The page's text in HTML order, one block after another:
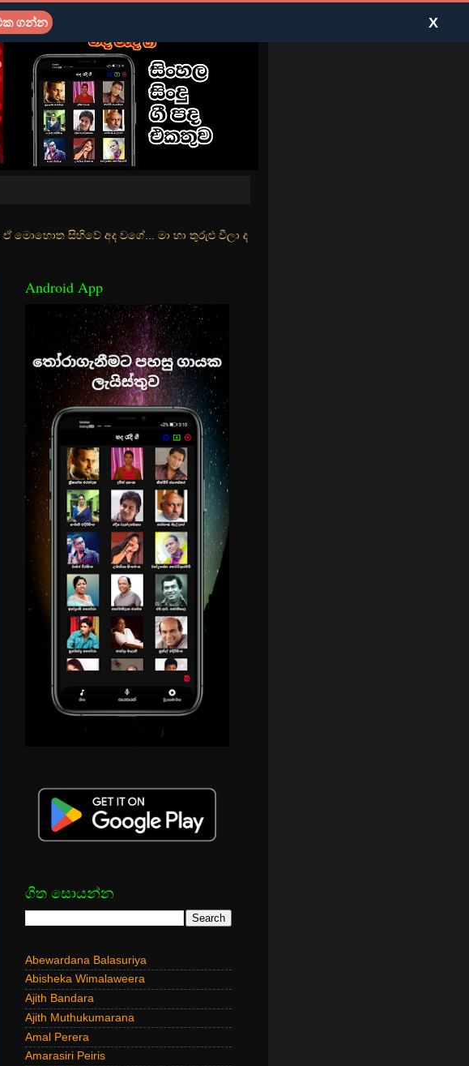
අද වගේ... මා හා තුරුළු වීලා දෑසේ කදුළු බීලා රහසේ සුසුම් ලෑ හඩ ඇසේ... නිල්වන්
Android App
ගීත සොයන්න
Abewardana Balasuriya
Abisheka Wimalaweera
Ajith Bandara
Ajith Muthukumarana
Amal Perera
Amarasiri Peiris
ගන්න X